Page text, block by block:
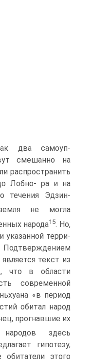
два самоуп­
смешанно на
распространить
Лобно- ра и на
течения Эдзин-
не могла
народа15. Но,
указанной терри­
текст из
что в области
современной
«в период
оби­тал народ
прогнавшие их
здесь
гипотезу,
обитатели этого